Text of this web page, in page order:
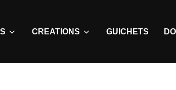
CREATIONS GUICHETS